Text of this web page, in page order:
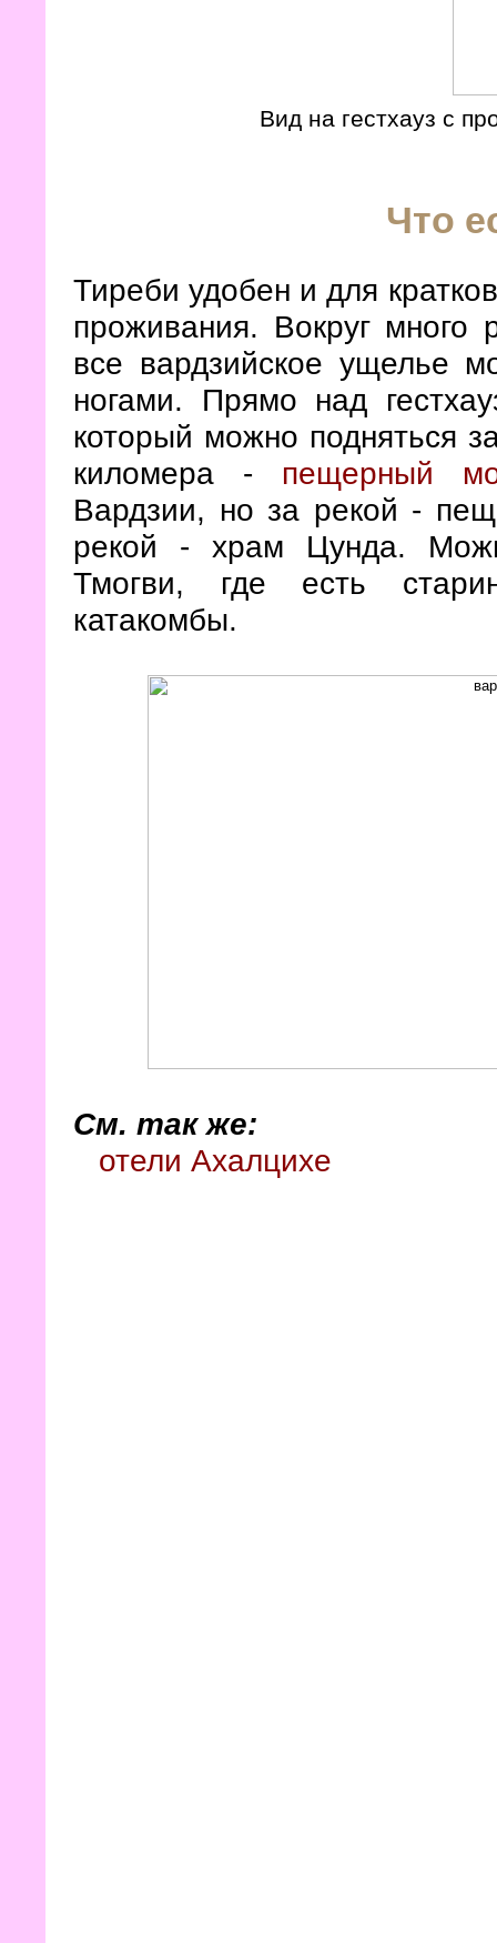
Вид на гестхауз с
Что
Тиреби удобен и для
проживания. Вокруг много
все вардзийское ущелье
ногами. Прямо над
который можно подняться
киломера - пещерный
Вардзии, но за рекой -
рекой - храм Цунда.
Тмогви, где есть
катакомбы.
См. так же:
отели Ахалцихе